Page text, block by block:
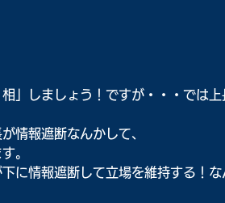
」しましょう！ですが・・・では上
情報遮断なんかして、
。
に情報遮断して立場を維持する！な